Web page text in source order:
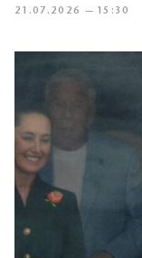
21.07.2026 — 15:30